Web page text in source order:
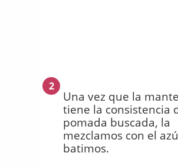
2
Una vez que la
tiene la consistencia
pomada buscada, la
mezclamos con el
batimos.